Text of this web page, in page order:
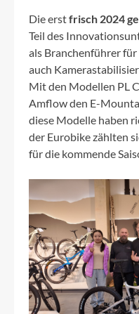
Die erstfrisch 2024
Teil des
als Branchenführer
auch
Mit den Modellen PL
Amflow den E-
diese Modelle haben
der Eurobike zählten
für die kommende